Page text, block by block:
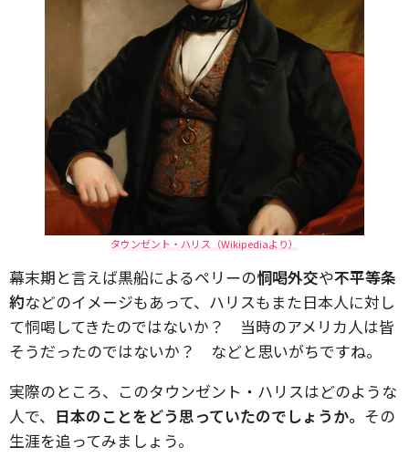
タウンゼント・ハリス（Wikipediaより）
幕末期と言えば黒船によるペリーの恫喝外交や不平等条
約などのイメージもあって、ハリスもまた日本人に対し
て恫喝してきたのではないか？ 当時のアメリカ人は皆
そうだったのではないか？ などと思いがちですね。
実際のところ、このタウンゼント・ハリスはどのような
人で、 日本のことをどう思っていたのでしょうか。 その
生涯を追ってみましょう。